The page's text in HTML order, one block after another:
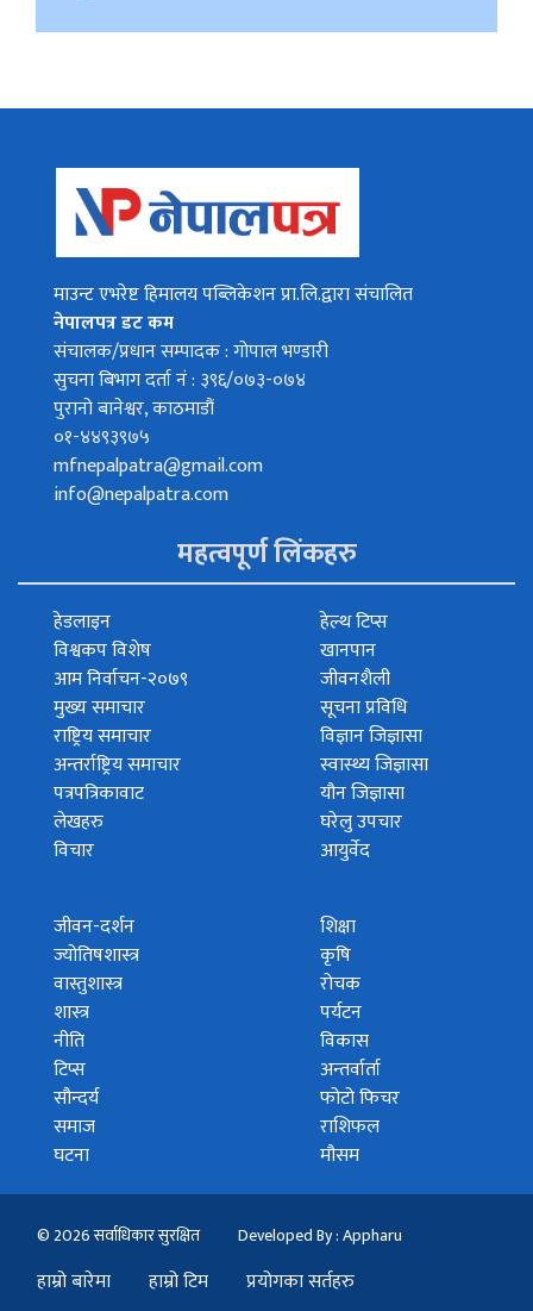
माउन्ट एभरेष्ट हिमालय पब्लिकेशन प्रा.लि.द्वारा संचालित
नेपालपत्र डट कम
संचालक/प्रधान सम्पादक : गोपाल भण्डारी
सुचना बिभाग दर्ता नं : ३९६/०७३-०७४
पुरानो बानेश्वर, काठमाडौं
०१-४४९३९७५
mfnepalpatra@gmail.com
info@nepalpatra.com
महत्वपूर्ण लिंकहरु
हेडलाइन
विश्वकप विशेष
आम निर्वाचन-२०७९
मुख्य समाचार
राष्ट्रिय समाचार
अन्तर्राष्ट्रिय समाचार
पत्रपत्रिकावाट
लेखहरु
विचार
हेल्थ टिप्स
खानपान
जीवनशैली
सूचना प्रविधि
विज्ञान जिज्ञासा
स्वास्थ्य जिज्ञासा
यौन जिज्ञासा
घरेलु उपचार
आयुर्वेद
जीवन-दर्शन
ज्योतिषशास्त्र
वास्तुशास्त्र
शास्त्र
नीति
टिप्स
सौन्दर्य
समाज
घटना
शिक्षा
कृषि
रोचक
पर्यटन
विकास
अन्तर्वार्ता
फोटो फिचर
राशिफल
मौसम
© 2026 सर्वाधिकार सुरक्षित Developed By : Appharu
हाम्रो बारेमा हाम्रो टिम प्रयोगका सर्तहरु